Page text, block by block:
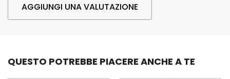
AGGIUNGI UNA VALUTAZIONE
QUESTO POTREBBE PIACERE ANCHE A TE